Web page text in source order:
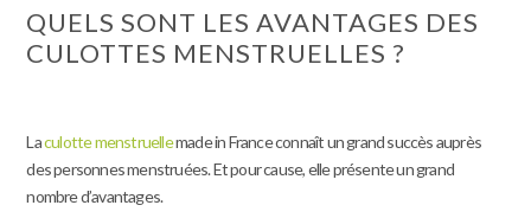
QUELS SONT LES AVANTAGES DES
CULOTTES MENSTRUELLES ?
Laculotte menstruellemade in France connaît un grand succès auprès
des personnes menstruées. Et pour cause, elle présente un grand
nombre d’avantages.